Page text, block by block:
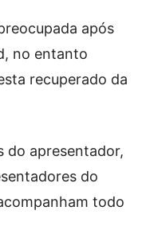
após
no entanto
recuperado da
do apresentador,
do
todo